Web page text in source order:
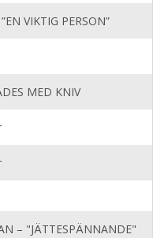
VIKTIG PERSON”
MED KNIV
– "JÄTTESPÄNNANDE"